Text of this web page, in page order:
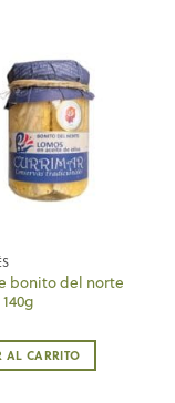
bonito del norte
AL CARRITO